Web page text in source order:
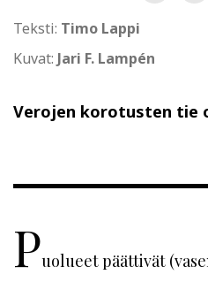
Teksti: Timo Lappi
Kuvat: Jari F. Lampén
Verojen korotusten tie
Puolueet päättivät